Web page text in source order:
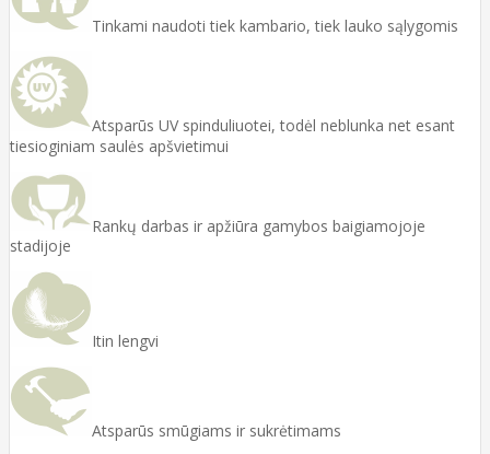
Tinkami naudoti tiek kambario, tiek lauko sąlygomis
Atsparūs UV spinduliuotei, todėl neblunka net esant
tiesioginiam saulės apšvietimui
Rankų darbas ir apžiūra gamybos baigiamojoje
stadijoje
Itin lengvi
Atsparūs smūgiams ir sukrėtimams